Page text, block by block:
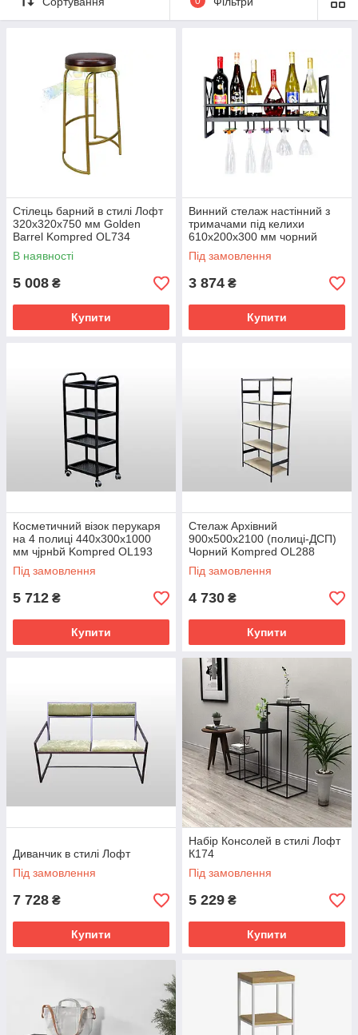
Стілець барний в стилі Лофт
320х320х750 мм Golden
Barrel Kompred OL734
В наявності
5 008 ₴
Купити
Винний стелаж настінний з
тримачами під келихи
610х200х300 мм чорний
Kompred OL539
Під замовлення
3 874 ₴
Купити
Косметичний візок перукаря
на 4 полиці 440х300х1000
мм чjрнbй Kompred OL193
Під замовлення
5 712 ₴
Купити
Стелаж Архівний
900х500х2100 (полиці-ДСП)
Чорний Kompred OL288
Під замовлення
4 730 ₴
Купити
Диванчик в стилі Лофт
Під замовлення
7 728 ₴
Купити
Набір Консолей в стилі Лофт
К174
Під замовлення
5 229 ₴
Купити